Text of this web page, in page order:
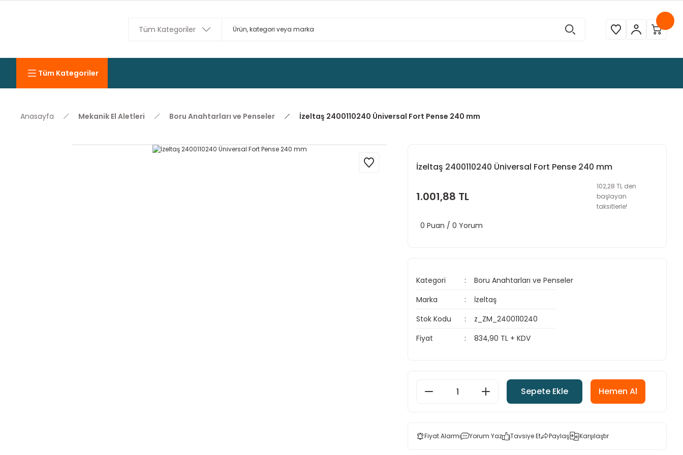
Tüm Kategoriler
Anasayfa Mekanik El Aletleri Boru Anahtarları ve Penseler İzeltaş 2400110240 Üniversal Fort Pense 240 mm
İzeltaş 2400110240 Üniversal Fort Pense 240 mm
1.001,88 TL
102,28 TL den
başlayan
taksitlerle!
0 Puan / 0 Yorum
Kategori
Boru Anahtarları ve Penseler
Marka
İzeltaş
Stok Kodu
z_ZM_2400110240
Fiyat
834,90 TL + KDV
Sepete Ekle Hemen Al
Fiyat Alarmı Yorum Yaz Tavsiye Et Paylaş Karşılaştır